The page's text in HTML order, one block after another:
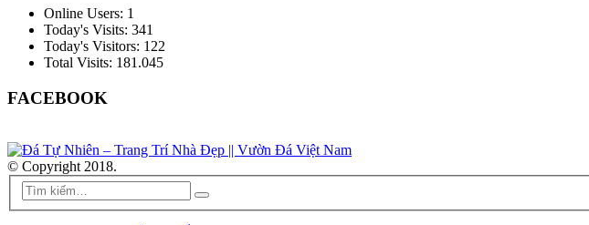
Online Users: 1
Today's Visits: 341
Today's Visitors: 122
Total Visits: 181.045
FACEBOOK
© Copyright 2018.